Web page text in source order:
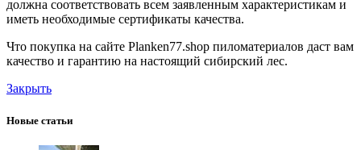
должна соответствовать всем заявленным характеристикам и
иметь необходимые сертификаты качества.
Что покупка на сайте Planken77.shop пиломатериалов даст вам
качество и гарантию на настоящий сибирский лес.
Закрыть
Новые статьи